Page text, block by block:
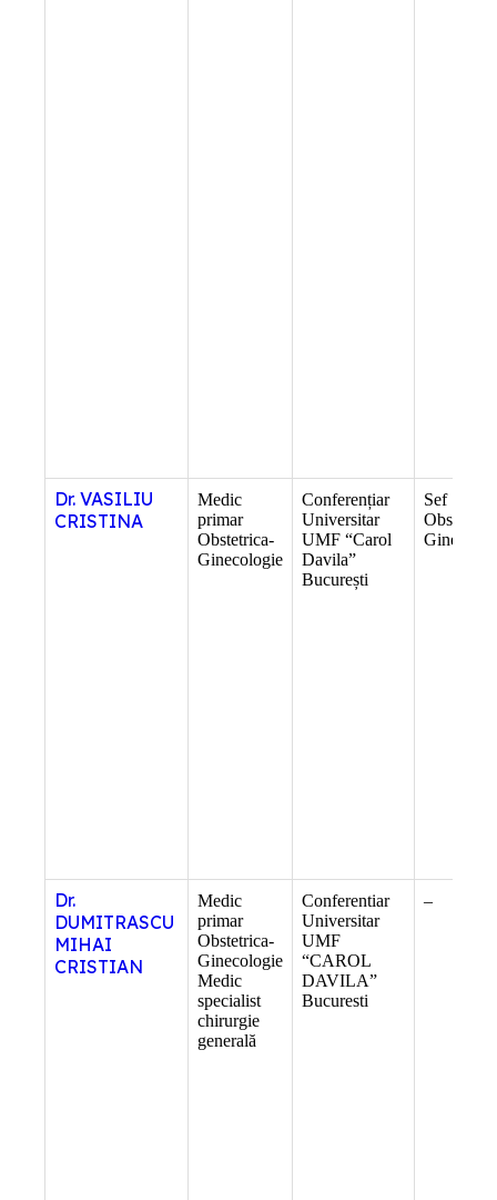
Dr. VASILIU
CRISTINA
Medic
primar
Obstetrica-
Ginecologie
Conferențiar
Universitar
UMF “Carol
Davila”
București
Sef Sectie
Dr.
DUMITRASCU
MIHAI
CRISTIAN
Medic
primar
Obstetrica-
Ginecologie
Medic
specialist
chirurgie
generală
Conferentiar
Universitar
UMF
“CAROL
DAVILA”
Bucuresti
–